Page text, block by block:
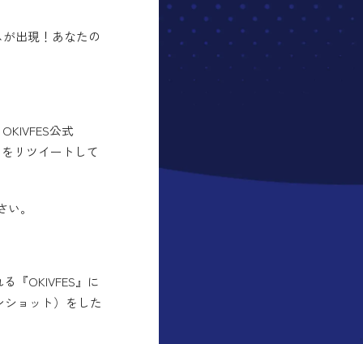
出現！あなたの
公式
リツイートして
。
『OKIVFES』に
ョット）をした